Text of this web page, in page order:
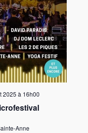
É
v
è
n
e
m
e
n
2025 à 16h00
Anne